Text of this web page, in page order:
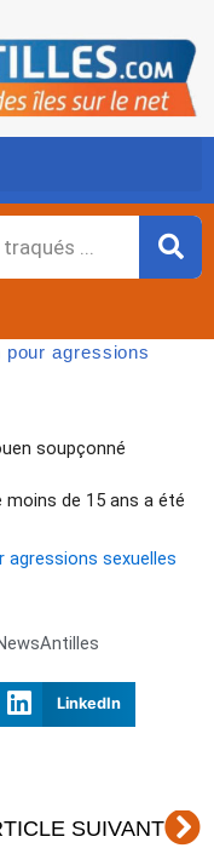
agressions
soupçonné
moins de 15 ans a été
agressions sexuelles
LinkedIn
SUIVANT